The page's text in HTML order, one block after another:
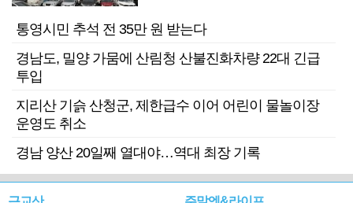
통영시민 추석 전 35만 원 받는다
경남도, 밀양 가뭄에 산림청 산불진화차량 22대 긴급
투입
지리산 기슭 산청군, 제한급수 이어 어린이 물놀이장
운영도 취소
경남 양산 20일째 열대야…역대 최장 기록